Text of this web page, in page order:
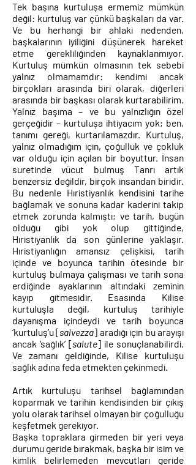
Tek başına kurtuluşa ermemiz mümkün
değil: kurtuluş var çünkü başkaları da var.
Ve bu herhangi bir ahlaki nedenden,
başkalarının iyiliğini düşünerek hareket
etme gerekliliğinden kaynaklanmıyor.
Kurtuluş mümkün olmasının tek sebebi
yalnız olmamamdır: kendimi ancak
birçokları arasında biri olarak, diğerleri
arasında bir başkası olarak kurtarabilirim.
Yalnız başıma – ve bu yalnızlığın özel
gerçeğidir – kurtuluşa ihtiyacım yok; ben,
tanımı gereği, kurtarılamazdır. Kurtuluş,
yalnız olmadığım için, çoğulluk ve çokluk
var olduğu için açılan bir boyuttur. İnsan
suretinde vücut bulmuş Tanrı artık
benzersiz değildir, birçok insandan biridir.
Bu nedenle Hıristiyanlık kendisini tarihe
bağlamak ve sonuna kadar kaderini takip
etmek zorunda kalmıştı; ve tarih, bugün
olduğu gibi yok olup gittiğinde,
Hıristiyanlık da son günlerine yaklaşır.
Hıristiyanlığın amansız çelişkisi, tarih
içinde ve boyunca tarihin ötesinde bir
kurtuluş bulmaya çalışması ve tarih sona
erdiğinde ayaklarının altındaki zeminin
kayıp gitmesidir. Esasında Kilise
kurtuluşla değil, kurtuluş tarihiyle
dayanışma içindeydi ve tarih boyunca
‘kurtuluş’u [salvezza] aradığı için bu arayışı
ancak ‘sağlık’ [salute] ile sonuçlanabilirdi.
Ve zamanı geldiğinde, Kilise kurtuluşu
sağlık adına feda etmekten çekinmedi.
Artık kurtuluşu tarihsel bağlamından
koparmak ve tarihin kendisinden bir çıkış
yolu olarak tarihsel olmayan bir çoğulluğu
keşfetmek gerekiyor.
Başka topraklara girmeden bir yeri veya
durumu geride bırakmak, başka bir isim ve
kimlik belirlemeden mevcutları geride